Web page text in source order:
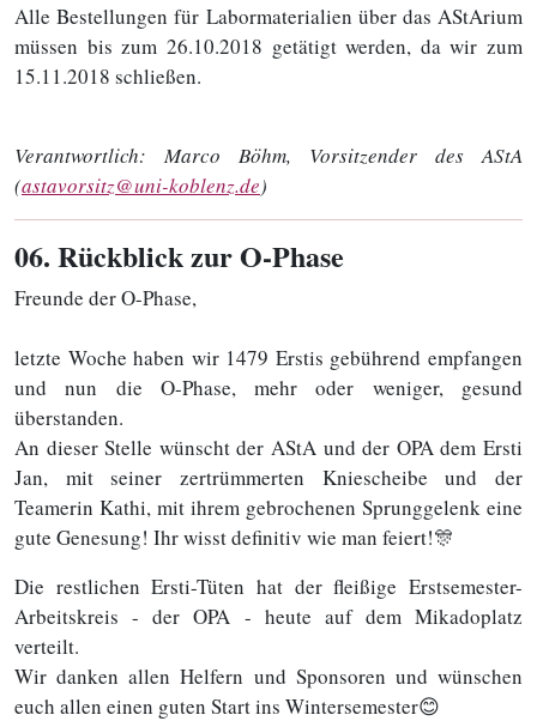
Alle Bestellungen für Labormaterialien über das AStArium
müssen bis zum 26.10.2018 getätigt werden, da wir zum
15.11.2018 schließen.
Verantwortlich: Marco Böhm, Vorsitzender des AStA
(astavorsitz@uni-koblenz.de)
06. Rückblick zur O-Phase
Freunde der O-Phase,
letzte Woche haben wir 1479 Erstis gebührend empfangen
und nun die O-Phase, mehr oder weniger, gesund
überstanden.
An dieser Stelle wünscht der AStA und der OPA dem Ersti
Jan, mit seiner zertrümmerten Kniescheibe und der
Teamerin Kathi, mit ihrem gebrochenen Sprunggelenk eine
gute Genesung! Ihr wisst definitiv wie man feiert!🎊
Die restlichen Ersti-Tüten hat der fleißige Erstsemester-
Arbeitskreis - der OPA - heute auf dem Mikadoplatz
verteilt.
Wir danken allen Helfern und Sponsoren und wünschen
euch allen einen guten Start ins Wintersemester😊